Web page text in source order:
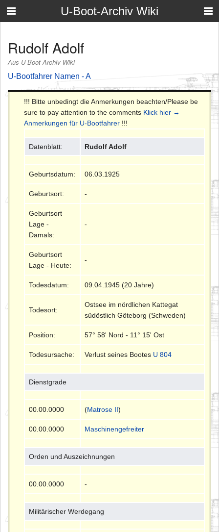
U-Boot-Archiv Wiki
Rudolf Adolf
Aus U-Boot-Archiv Wiki
U-Bootfahrer Namen - A
!!! Bitte unbedingt die Anmerkungen beachten/Please be
sure to pay attention to the comments Klick hier →
Anmerkungen für U-Bootfahrer !!!
Datenblatt: Rudolf Adolf
Geburtsdatum: 06.03.1925
Geburtsort: -
Geburtsort
Lage -
Damals:
-
Geburtsort
Lage - Heute:
-
Todesdatum: 09.04.1945 (20 Jahre)
Todesort:
Ostsee im nördlichen Kattegat
südöstlich Göteborg (Schweden)
Position: 57° 58' Nord - 11° 15' Ost
Todesursache: Verlust seines Bootes U 804
Dienstgrade
00.00.0000 (Matrose II)
00.00.0000 Maschinengefreiter
Orden und Auszeichnungen
00.00.0000 -
Militärischer Werdegang